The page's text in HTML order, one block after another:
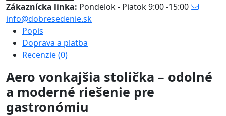
Zákaznícka linka: Pondelok - Piatok 9:00 -15:00
info@dobresedenie.sk
Popis
Doprava a platba
Recenzie (0)
Aero vonkajšia stolička – odolné
a moderné riešenie pre
gastronómiu